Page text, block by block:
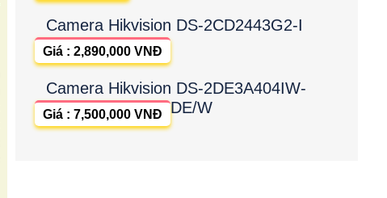
Camera Hikvision DS-2CD2443G2-I
Giá : 2,890,000 VNĐ
Camera Hikvision DS-2DE3A404IW-
DE/W
Giá : 7,500,000 VNĐ